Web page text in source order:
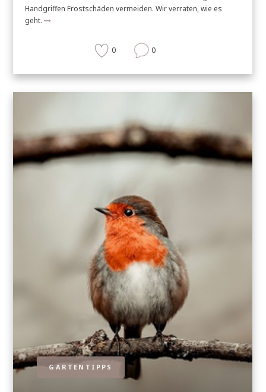
Handgriffen Frostschäden vermeiden. Wir verraten, wie es
geht.
0 0
GARTENTIPPS